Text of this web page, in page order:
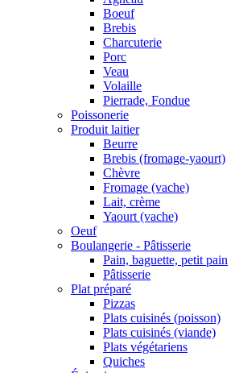
Boeuf
Brebis
Charcuterie
Porc
Veau
Volaille
Pierrade, Fondue
Poissonerie
Produit laitier
Beurre
Brebis (fromage-yaourt)
Chèvre
Fromage (vache)
Lait, crème
Yaourt (vache)
Oeuf
Boulangerie - Pâtisserie
Pain, baguette, petit pain
Pâtisserie
Plat préparé
Pizzas
Plats cuisinés (poisson)
Plats cuisinés (viande)
Plats végétariens
Quiches